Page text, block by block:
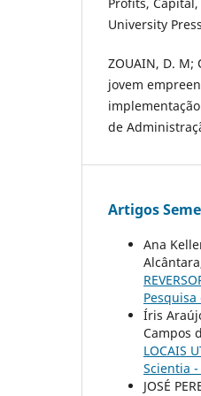
University
ZOUAIN, D. M;
jovem
de
Artigos
Ana
Pesquisa
Íris
Campos
LOCAIS
Scientia -
JOSÉ